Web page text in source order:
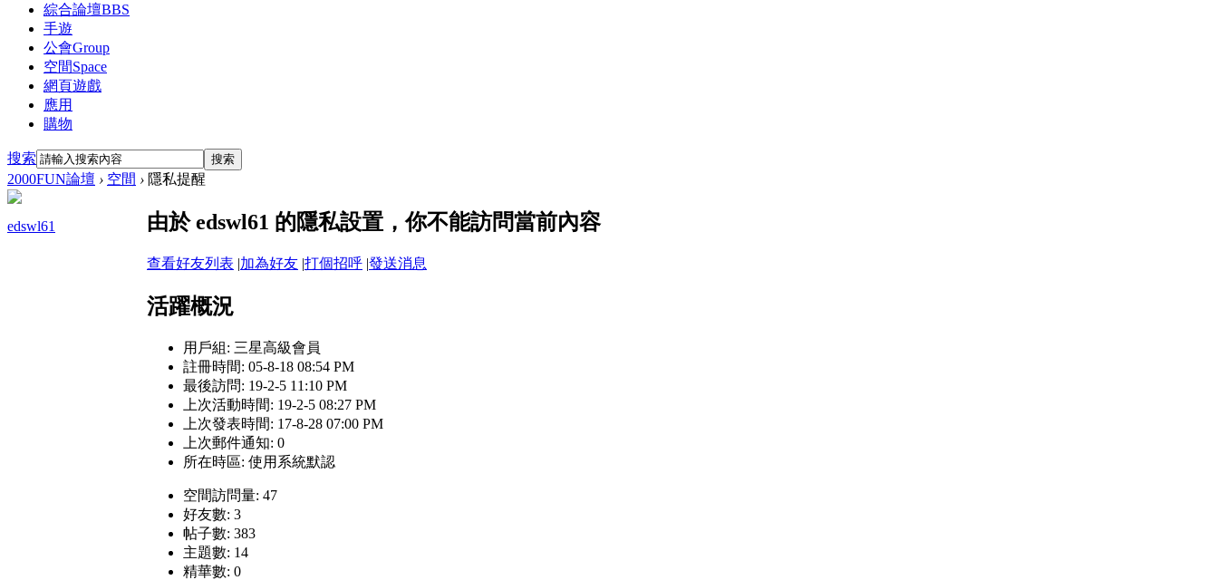
綜合論壇BBS
手遊
公會Group
空間Space
網頁遊戲
應用
購物
搜索 搜索
2000FUN論壇 › 空間 › 隱私提醒
edswl61 由於 edswl61 的隱私設置，你不能訪問當前內容
查看好友列表 |加為好友 |打個招呼 |發送消息
活躍概況
用戶組: 三星高級會員
註冊時間: 05-8-18 08:54 PM
最後訪問: 19-2-5 11:10 PM
上次活動時間: 19-2-5 08:27 PM
上次發表時間: 17-8-28 07:00 PM
上次郵件通知: 0
所在時區: 使用系統默認
空間訪問量: 47
好友數: 3
帖子數: 383
主題數: 14
精華數: 0